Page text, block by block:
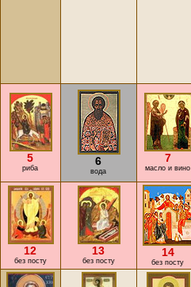
5
риба
6
вода
7
масло и вино
12
без посту
13
без посту
14
без посту